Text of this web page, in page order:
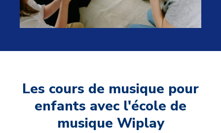
Les cours de musique pour
enfants avec l'école de
musique Wiplay